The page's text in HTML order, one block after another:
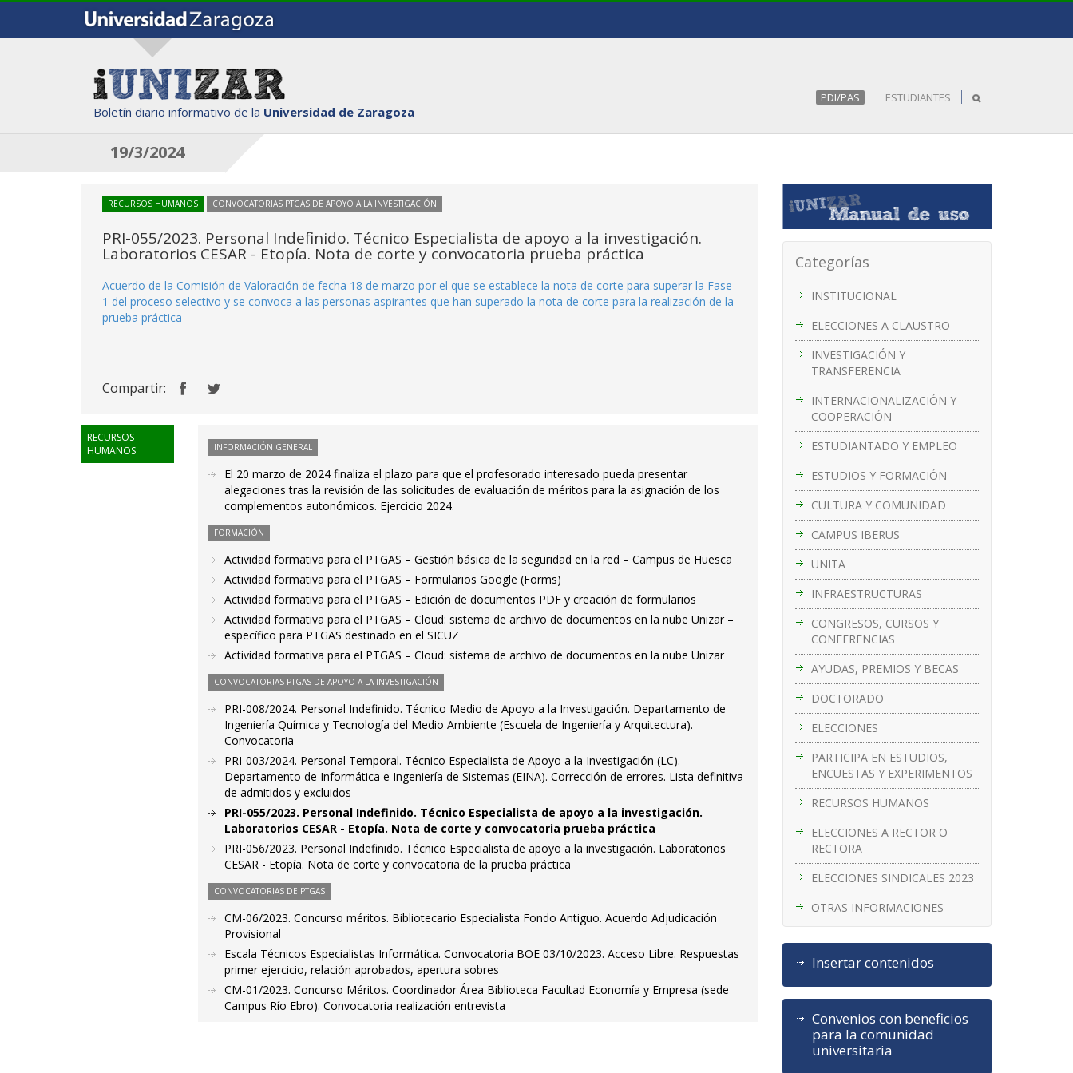
Boletín diario informativo de la Universidad de Zaragoza
PDI/PAS ESTUDIANTES
19/3/2024
Categorías
INSTITUCIONAL
ELECCIONES A CLAUSTRO
INVESTIGACIÓN Y
TRANSFERENCIA
INTERNACIONALIZACIÓN Y
COOPERACIÓN
ESTUDIANTADO Y EMPLEO
ESTUDIOS Y FORMACIÓN
CULTURA Y COMUNIDAD
CAMPUS IBERUS
UNITA
INFRAESTRUCTURAS
CONGRESOS, CURSOS Y
CONFERENCIAS
AYUDAS, PREMIOS Y BECAS
DOCTORADO
ELECCIONES
PARTICIPA EN ESTUDIOS,
ENCUESTAS Y EXPERIMENTOS
RECURSOS HUMANOS
ELECCIONES A RECTOR O
RECTORA
ELECCIONES SINDICALES 2023
OTRAS INFORMACIONES
Insertar contenidos
Convenios con beneficios
para la comunidad
universitaria
RECURSOS HUMANOS CONVOCATORIAS PTGAS DE APOYO A LA INVESTIGACIÓN
PRI-055/2023. Personal Indefinido. Técnico Especialista de apoyo a la investigación.
Laboratorios CESAR - Etopía. Nota de corte y convocatoria prueba práctica
Acuerdo de la Comisión de Valoración de fecha 18 de marzo por el que se establece la nota de corte para superar la Fase
1 del proceso selectivo y se convoca a las personas aspirantes que han superado la nota de corte para la realización de la
prueba práctica
Compartir:
RECURSOS
HUMANOS
INFORMACIÓN GENERAL
El 20 marzo de 2024 finaliza el plazo para que el profesorado interesado pueda presentar
alegaciones tras la revisión de las solicitudes de evaluación de méritos para la asignación de los
complementos autonómicos. Ejercicio 2024.
FORMACIÓN
Actividad formativa para el PTGAS – Gestión básica de la seguridad en la red – Campus de Huesca
Actividad formativa para el PTGAS – Formularios Google (Forms)
Actividad formativa para el PTGAS – Edición de documentos PDF y creación de formularios
Actividad formativa para el PTGAS – Cloud: sistema de archivo de documentos en la nube Unizar –
específico para PTGAS destinado en el SICUZ
Actividad formativa para el PTGAS – Cloud: sistema de archivo de documentos en la nube Unizar
CONVOCATORIAS PTGAS DE APOYO A LA INVESTIGACIÓN
PRI-008/2024. Personal Indefinido. Técnico Medio de Apoyo a la Investigación. Departamento de
Ingeniería Química y Tecnología del Medio Ambiente (Escuela de Ingeniería y Arquitectura).
Convocatoria
PRI-003/2024. Personal Temporal. Técnico Especialista de Apoyo a la Investigación (LC).
Departamento de Informática e Ingeniería de Sistemas (EINA). Corrección de errores. Lista definitiva
de admitidos y excluidos
PRI-055/2023. Personal Indefinido. Técnico Especialista de apoyo a la investigación.
Laboratorios CESAR - Etopía. Nota de corte y convocatoria prueba práctica
PRI-056/2023. Personal Indefinido. Técnico Especialista de apoyo a la investigación. Laboratorios
CESAR - Etopía. Nota de corte y convocatoria de la prueba práctica
CONVOCATORIAS DE PTGAS
CM-06/2023. Concurso méritos. Bibliotecario Especialista Fondo Antiguo. Acuerdo Adjudicación
Provisional
Escala Técnicos Especialistas Informática. Convocatoria BOE 03/10/2023. Acceso Libre. Respuestas
primer ejercicio, relación aprobados, apertura sobres
CM-01/2023. Concurso Méritos. Coordinador Área Biblioteca Facultad Economía y Empresa (sede
Campus Río Ebro). Convocatoria realización entrevista